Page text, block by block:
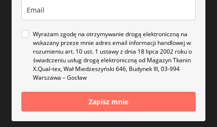
Wyrażam zgodę na otrzymywanie drogą elektroniczną na
wskazany przeze mnie adres email informacji handlowej w
rozumieniu art. 10 ust. 1 ustawy z dnia 18 lipca 2002 roku o
świadczeniu usług drogą elektroniczną od Magazyn Tkanin
X.Qual-tex, Wał Miedzeszyński 646, Budynek III, 03-994
Warszawa – Gocław
Zapisz mnie